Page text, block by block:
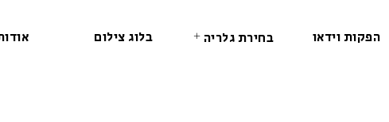
הפקות וידאו בחירת גלריה בלוג צילום